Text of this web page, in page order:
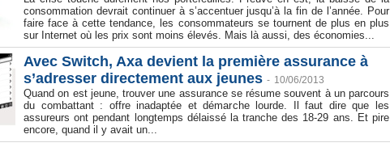
consommation devrait continuer à s’accentuer jusqu’à la fin de l’année. Pour
faire face à cette tendance, les consommateurs se tournent de plus en plus
sur Internet où les prix sont moins élevés. Mais là aussi, des économies...
Avec Switch, Axa devient la première assurance à
s’adresser directement aux jeunes - 10/06/2013
Quand on est jeune, trouver une assurance se résume souvent à un parcours
du combattant : offre inadaptée et démarche lourde. Il faut dire que les
assureurs ont pendant longtemps délaissé la tranche des 18-29 ans. Et pire
encore, quand il y avait un...